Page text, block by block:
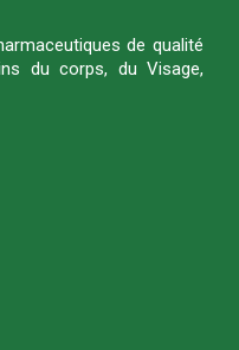
de qualité
du corps, du Visage,